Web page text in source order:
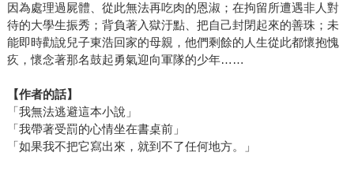
因為處理過屍體、從此無法再吃肉的恩淑；在拘留所遭遇非人對
待的大學生振秀；背負著入獄汙點、把自己封閉起來的善珠；未
能即時勸說兒子東浩回家的母親，他們剩餘的人生從此都懷抱愧
疚，懷念著那名鼓起勇氣迎向軍隊的少年……
【作者的話】
「我無法逃避這本小說」
「我帶著受罰的心情坐在書桌前」
「如果我不把它寫出來，就到不了任何地方。」